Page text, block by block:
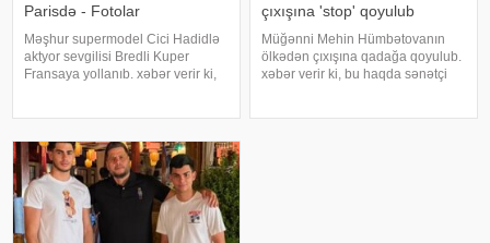
Parisdə - Fotolar
Məşhur supermodel Cici Hadidlə
aktyor sevgilisi Bredli Kuper
Fransaya yollanıb. xəbər verir ki,
Malikdən ayrıldıqdan sonra Cicini
çıxışına 'stop' qoyulub
Müğənni Mehin Hümbətovanın
ölkədən çıxışına qadağa qoyulub.
xəbər verir ki, bu haqda sənətçi